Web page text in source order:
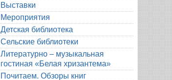
Выставки
Мероприятия
Детская библиотека
Сельские библиотеки
Литературно – музыкальная
гостиная «Белая хризантема»
Почитаем. Обзоры книг